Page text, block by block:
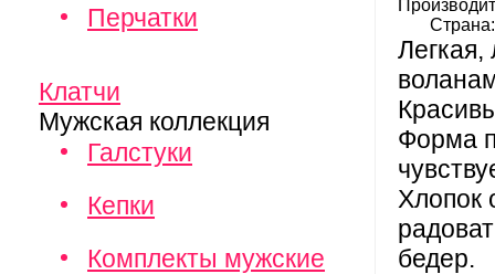
Перчатки
Клатчи
Мужская коллекция
Галстуки
Кепки
Комплекты мужские
Страна:
Легкая,
Форма
Хлопок
бедер.